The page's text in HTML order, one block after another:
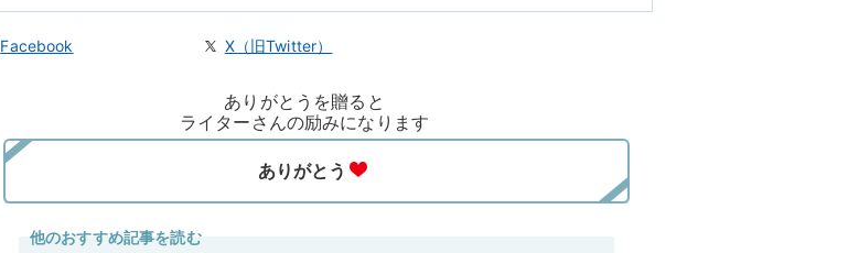
Facebook X（旧Twitter）
ありがとうを贈ると
ライターさんの励みになります
他のおすすめ記事を読む